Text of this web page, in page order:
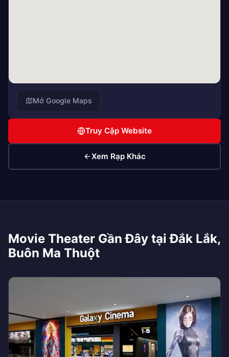
Mở Google Maps
Truy Cập Website
Xem Rạp Khác
Movie Theater Gần Đây tại Đắk Lắk,
Buôn Ma Thuột